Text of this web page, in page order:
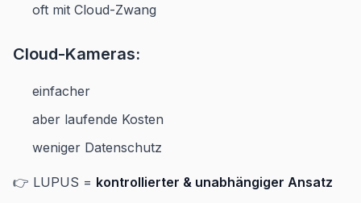
oft mit Cloud-Zwang
Cloud-Kameras:
einfacher
aber laufende Kosten
weniger Datenschutz
👉 LUPUS = kontrollierter & unabhängiger Ansatz